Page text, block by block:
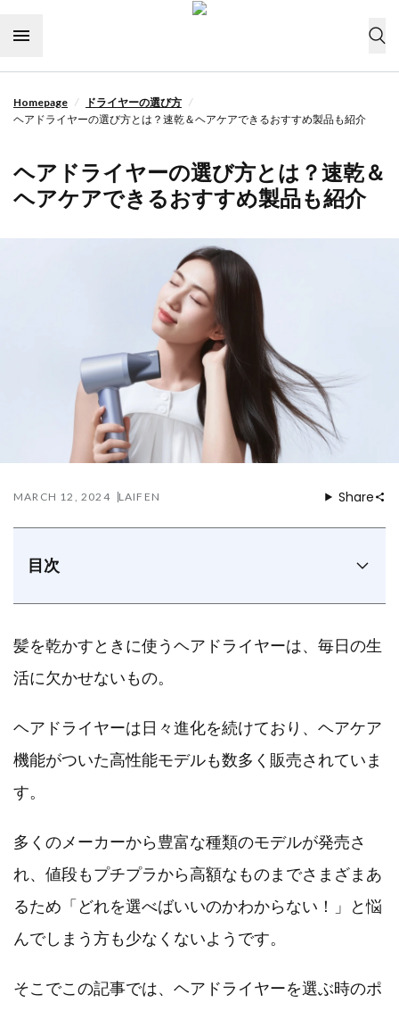
今すぐ購入
ヘアケア
Homepage / ドライヤーの選び方 /
ヘアドライヤーの選び方とは？速乾＆ヘアケアできるおすすめ製品も紹介
ヘアドライヤーの選び方とは？速乾＆
ヘアケアできるおすすめ製品も紹介
MARCH 12, 2024 LAIFEN Share
目次
ヘアドライヤーの選び方のポイント
Laifen（ライフェン）ヘアドライヤーの強み
まとめ
髪を乾かすときに使うヘアドライヤーは、毎日の生
活に欠かせないもの。
ヘアドライヤーは日々進化を続けており、ヘアケア
機能がついた高性能モデルも数多く販売されていま
す。
多くのメーカーから豊富な種類のモデルが発売さ
れ、値段もプチプラから高額なものまでさまざまあ
るため「どれを選べばいいのかわからない！」と悩
んでしまう方も少なくないようです。
そこでこの記事では、ヘアドライヤーを選ぶ時のポ